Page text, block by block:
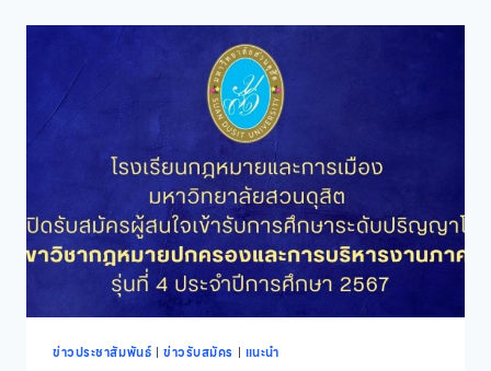
ข่าวประชาสัมพันธ์ | ข่าวรับสมัคร | แนะนำ